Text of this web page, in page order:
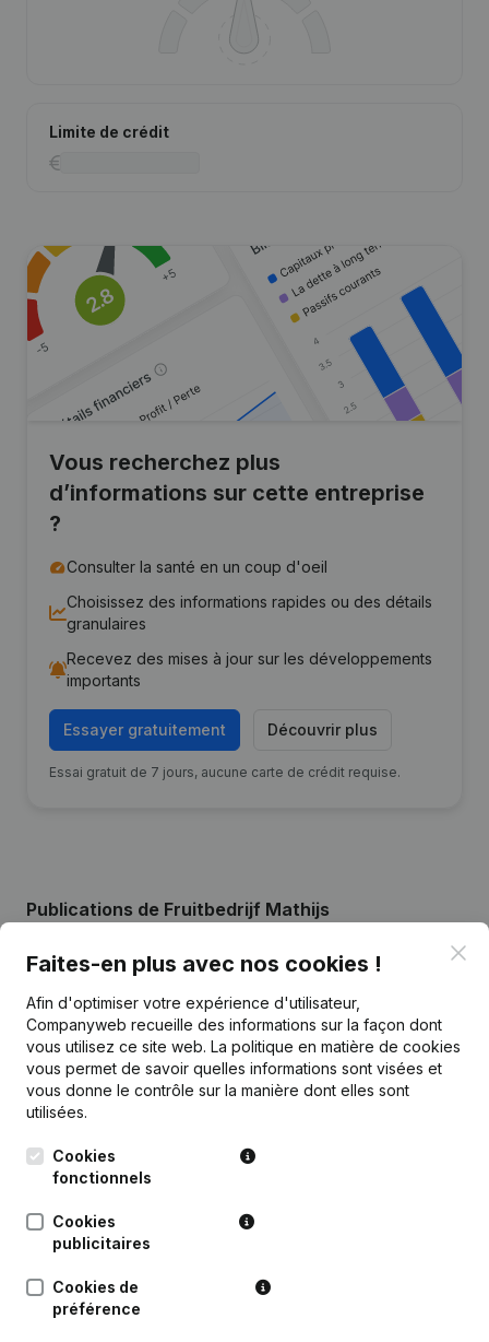
Limite de crédit
Vous recherchez plus
d’informations sur cette entreprise
?
Consulter la santé en un coup d'oeil
Choisissez des informations rapides ou des détails
granulaires
Recevez des mises à jour sur les développements
importants
Essayer gratuitement Découvrir plus
Essai gratuit de 7 jours, aucune carte de crédit requise.
Publications de Fruitbedrijf Mathijs
Date Publication
22-03-2024
Demissions - Nominations - Statuts
(Traduction, Coordination, Autres
Modifications, …) - Modification
Forme Juridique
(NL)
16-06-2014
Personne Morale, Ouverture
Questions fréquemment posées
Faites-en plus avec nos cookies !
Afin d'optimiser votre expérience d'utilisateur,
Companyweb recueille des informations sur la façon dont
vous utilisez ce site web. La politique en matière de cookies
vous permet de savoir quelles informations sont visées et
vous donne le contrôle sur la manière dont elles sont
utilisées.
Cookies
fonctionnels
Cookies
publicitaires
Cookies de
préférence